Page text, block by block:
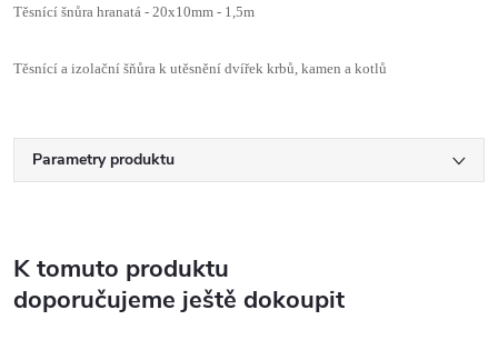
Těsnící šnůra hranatá - 20x10mm - 1,5m
Těsnící a izolační šňůra k utěsnění dvířek krbů, kamen a kotlů
Parametry produktu
K tomuto produktu
doporučujeme ještě dokoupit